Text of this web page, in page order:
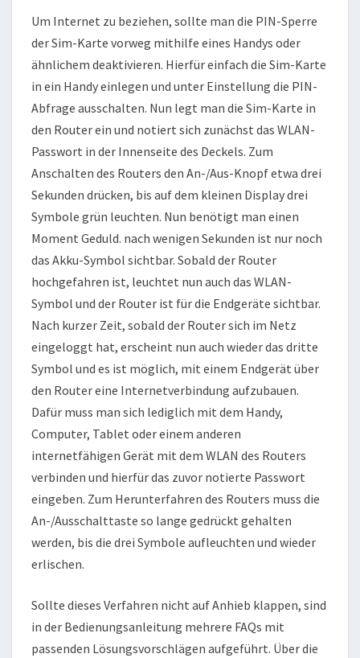
Um Internet zu beziehen, sollte man die PIN-Sperre
der Sim-Karte vorweg mithilfe eines Handys oder
ähnlichem deaktivieren. Hierfür einfach die Sim-Karte
in ein Handy einlegen und unter Einstellung die PIN-
Abfrage ausschalten. Nun legt man die Sim-Karte in
den Router ein und notiert sich zunächst das WLAN-
Passwort in der Innenseite des Deckels. Zum
Anschalten des Routers den An-/Aus-Knopf etwa drei
Sekunden drücken, bis auf dem kleinen Display drei
Symbole grün leuchten. Nun benötigt man einen
Moment Geduld. nach wenigen Sekunden ist nur noch
das Akku-Symbol sichtbar. Sobald der Router
hochgefahren ist, leuchtet nun auch das WLAN-
Symbol und der Router ist für die Endgeräte sichtbar.
Nach kurzer Zeit, sobald der Router sich im Netz
eingeloggt hat, erscheint nun auch wieder das dritte
Symbol und es ist möglich, mit einem Endgerät über
den Router eine Internetverbindung aufzubauen.
Dafür muss man sich lediglich mit dem Handy,
Computer, Tablet oder einem anderen
internetfähigen Gerät mit dem WLAN des Routers
verbinden und hierfür das zuvor notierte Passwort
eingeben. Zum Herunterfahren des Routers muss die
An-/Ausschalttaste so lange gedrückt gehalten
werden, bis die drei Symbole aufleuchten und wieder
erlischen.
Sollte dieses Verfahren nicht auf Anhieb klappen, sind
in der Bedienungsanleitung mehrere FAQs mit
passenden Lösungsvorschlägen aufgeführt. Über die